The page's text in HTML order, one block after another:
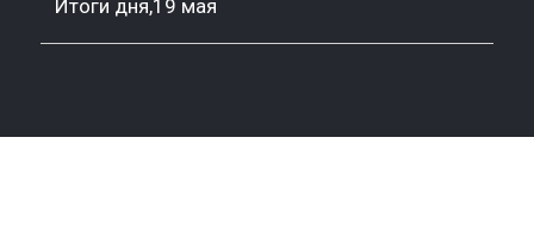
Итоги дня,19 мая